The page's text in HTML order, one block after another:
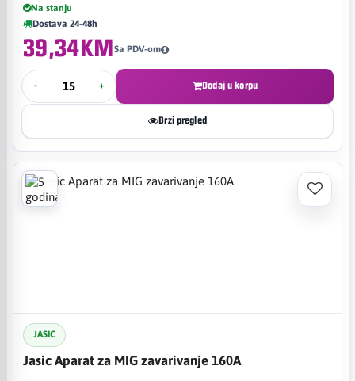
Na stanju
Dostava 24-48h
39,34KMSa PDV-om
- + Dodaj u korpu
Brzi pregled
JASIC
Jasic Aparat za MIG zavarivanje 160A